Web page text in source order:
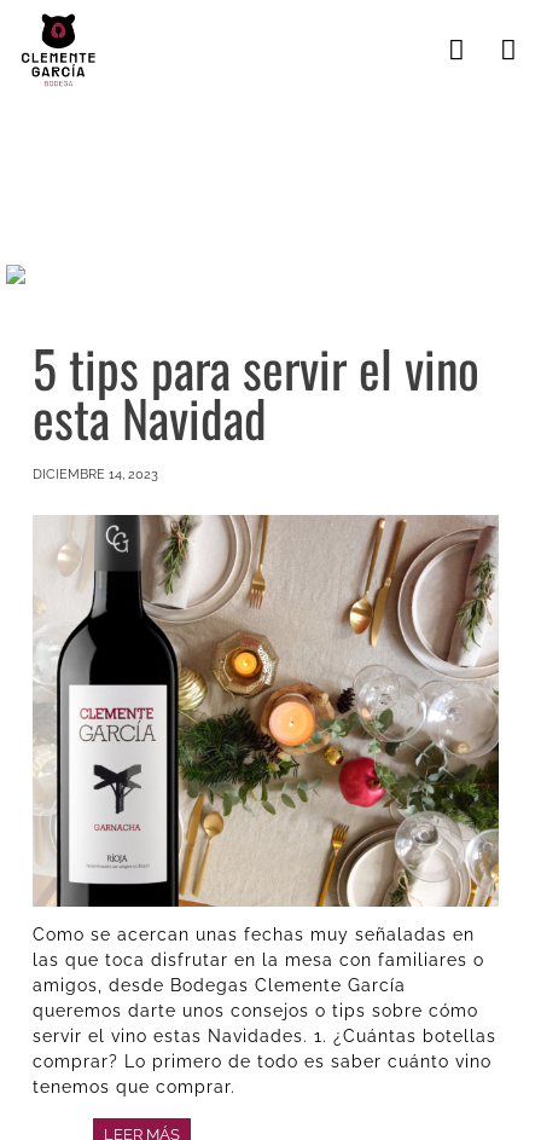
5 tips para servir el vino
esta Navidad
DICIEMBRE 14, 2023
Como se acercan unas fechas muy señaladas en
las que toca disfrutar en la mesa con familiares o
amigos, desde Bodegas Clemente García
queremos darte unos consejos o tips sobre cómo
servir el vino estas Navidades. 1. ¿Cuántas botellas
comprar? Lo primero de todo es saber cuánto vino
tenemos que comprar.
LEER MÁS